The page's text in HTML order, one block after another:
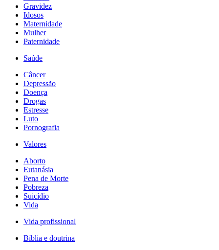
Gravidez
Idosos
Maternidade
Mulher
Paternidade
Saúde
Câncer
Depressão
Doença
Drogas
Estresse
Luto
Pornografia
Valores
Aborto
Eutanásia
Pena de Morte
Pobreza
Suicídio
Vida
Vida profissional
Bíblia e doutrina